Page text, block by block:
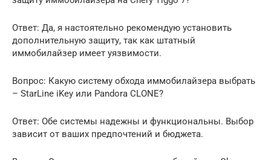
Ответ: Да, я настоятельно рекомендую установить
дополнительную защиту, так как штатный
иммобилайзер имеет уязвимости.
Вопрос: Какую систему обхода иммобилайзера выбрать
– StarLine iKey или Pandora CLONE?
Ответ: Обе системы надежны и функциональны. Выбор
зависит от ваших предпочтений и бюджета.